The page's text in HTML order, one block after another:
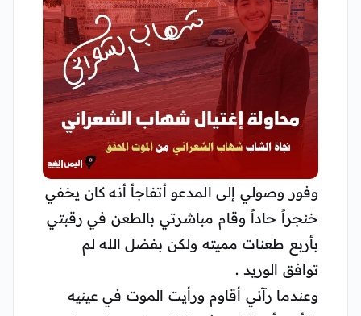
وفور وصولي إلى المدعو أتفاجأ أنه كان يخفي
خنجراً حاداً وقام مباشرتي بالطعن في رقبتي
بأربع طعنات مميته ولكن بفضل الله لم
توافق الوريد .
وعندما رآني أقاوم ورأيت الموت في عينيه